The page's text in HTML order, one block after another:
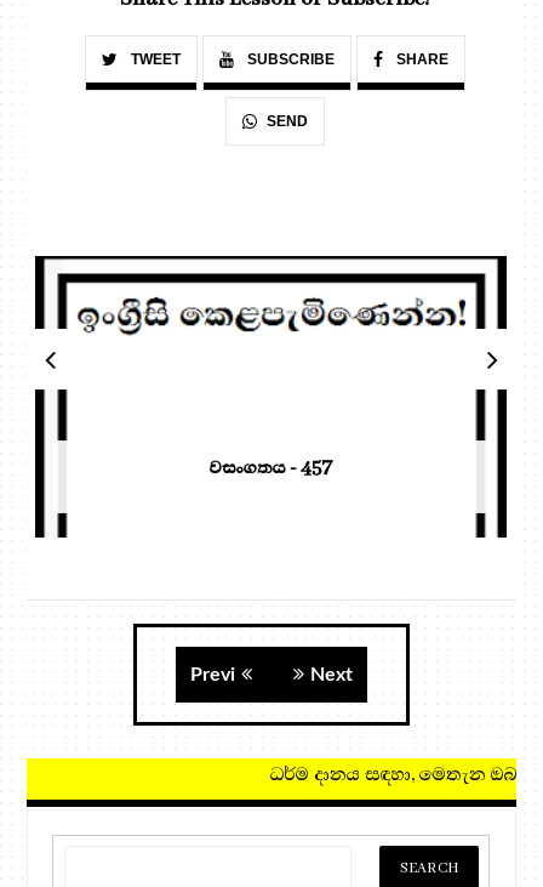
TWEET SUBSCRIBE SHARE
SEND
වසංගතය - 457
Next
Previ
ධර්ම දානය සඳහා, මෙතැන ඔබන්න!